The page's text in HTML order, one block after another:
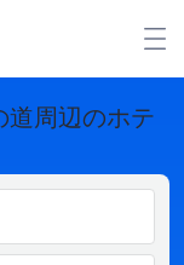
道周辺のホテ